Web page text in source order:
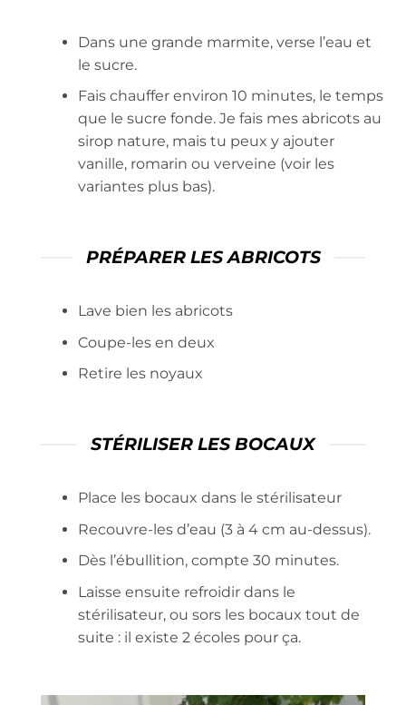
Dans une grande marmite, verse l’eau et
le sucre.
Fais chauffer environ 10 minutes, le temps
que le sucre fonde. Je fais mes abricots au
sirop nature, mais tu peux y ajouter
vanille, romarin ou verveine (voir les
variantes plus bas).
PRÉPARER LES ABRICOTS
Lave bien les abricots
Coupe-les en deux
Retire les noyaux
STÉRILISER LES BOCAUX
Place les bocaux dans le stérilisateur
Recouvre-les d’eau (3 à 4 cm au-dessus).
Dès l’ébullition, compte 30 minutes.
Laisse ensuite refroidir dans le
stérilisateur, ou sors les bocaux tout de
suite : il existe 2 écoles pour ça.